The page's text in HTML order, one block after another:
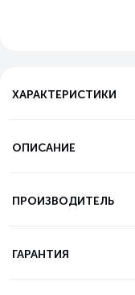
ХАРАКТЕРИСТИКИ
ОПИСАНИЕ
ПРОИЗВОДИТЕЛЬ
ГАРАНТИЯ